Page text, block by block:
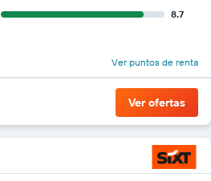
8.7
Ver puntos de renta
Ver ofertas